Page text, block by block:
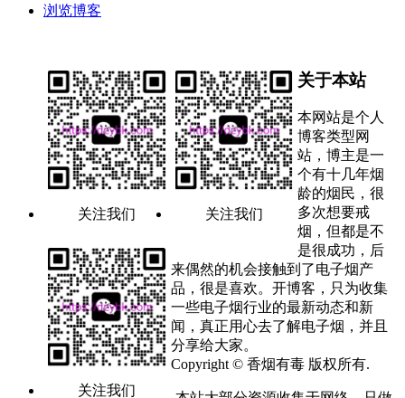
浏览博客
关注我们 关注我们
关注我们
关于本站
本网站是个人
博客类型网
站，博主是一
个有十几年烟
龄的烟民，很
多次想要戒
烟，但都是不
是很成功，后
来偶然的机会接触到了电子烟产
品，很是喜欢。开博客，只为收集
一些电子烟行业的最新动态和新
闻，真正用心去了解电子烟，并且
分享给大家。
Copyright © 香烟有毒 版权所有.